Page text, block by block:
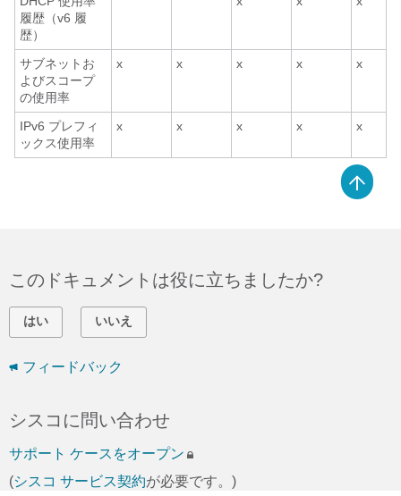
履歴（v6 履
歴）
サブネットお
よびスコープ
の使用率
x x x x x
IPv6 プレフィ
ックス使用率
x x x x x
このドキュメントは役に立ちましたか?
はい いいえ
フィードバック
シスコに問い合わせ
サポート ケースをオープン
(シスコ サービス契約が必要です。)